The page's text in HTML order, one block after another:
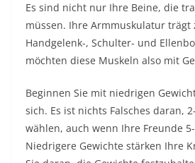
Es sind nicht nur Ihre Beine, die
müssen. Ihre Armmuskulatur trägt
Handgelenk-, Schulter- und
möchten diese Muskeln also mit
Beginnen Sie mit niedrigen
sich. Es ist nichts Falsches daran,
wählen, auch wenn Ihre Freunde
Niedrigere Gewichte stärken Ihre